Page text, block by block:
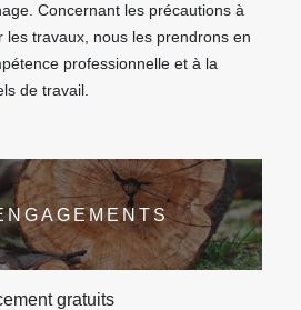
Concernant les précautions à
les travaux, nous les prendrons en
professionnelle et à la
de travail.
gratuits